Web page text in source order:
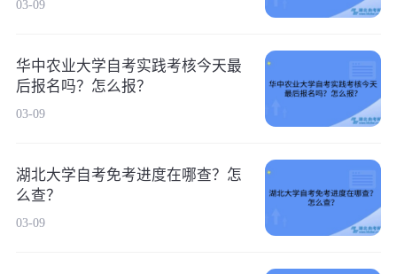
03-09
华中农业大学自考实践考核今天最
后报名吗？怎么报？
03-09
湖北大学自考免考进度在哪查？怎
么查？
03-09